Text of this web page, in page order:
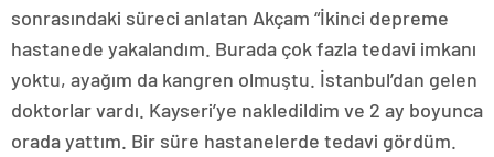
sonrasındaki süreci anlatan Akçam “İkinci depreme
hastanede yakalandım. Burada çok fazla tedavi imkanı
yoktu, ayağım da kangren olmuştu. İstanbul’dan gelen
doktorlar vardı. Kayseri’ye nakledildim ve 2 ay boyunca
orada yattım. Bir süre hastanelerde tedavi gördüm.